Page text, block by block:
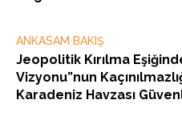
ANKASAM BAKIŞ
Jeopolitik Kırılma
Vizyonu”nun
Karadeniz Havzası